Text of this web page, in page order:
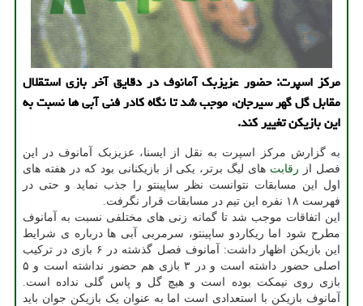
مرکز اسپرت: حضور عزیزبک آمانوف در دقایق آخر بازی استقلال
مقابل گل گهر سیرجان، موجب شد تا نگاه کادر فنی آبی ها نسبت به
این بازیکن تغییر کند.
به گزارش مرکز اسپرت به نقل از ایسنا، عزیزبک آمانوف در این
فصل از رقابت های لیگ برتر، یکی از بازیکنانی بود که در هفته های
اول این مسابقات نتوانست نظر ساپینتو را جذب نماید و حتی در
فهرست ۱۸ نفره این تیم در مسابقات قرار نگرفت.
این اتفاقات موجب شد تا گمانه زنی های مختلفی نسبت به آمانوف
مطرح شود اما ریکاردو ساپینتو، سرمربی آبی ها درباره ی شرایط
این بازیکن اظهار داشت: آمانوف فصل گذشته در ۶ بازی در ترکیب
اصلی حضور داشته است و در ۳ بازی هم حضور نداشته است و ۵
بازی روی نیمکت بوده است و هیچ گل و پاس گلی نداده است.
آمانوف بازیکن با استعدادی است اما به عنوان یک بازیکن جوان باید